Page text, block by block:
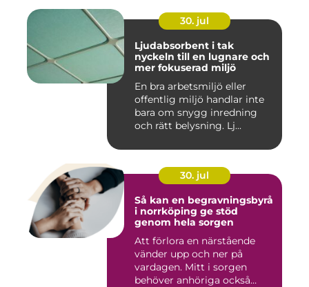
30. jul
Ljudabsorbent i tak
nyckeln till en lugnare och
mer fokuserad miljö
En bra arbetsmiljö eller
offentlig miljö handlar inte
bara om snygg inredning
och rätt belysning. Lj...
30. jul
Så kan en begravningsbyrå
i norrköping ge stöd
genom hela sorgen
Att förlora en närstående
vänder upp och ner på
vardagen. Mitt i sorgen
behöver anhöriga också